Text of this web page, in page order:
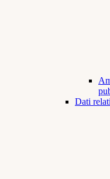
Dati